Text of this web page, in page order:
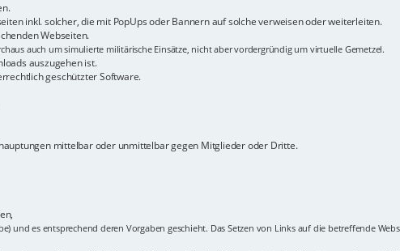
inkl. solcher, die mit PopUps oder Bannern auf solche verweisen oder weiterleiten.
Webseiten.
auch um simulierte militärische Einsätze, nicht aber vordergründig um virtuelle Gemetzel.
auszugehen ist.
geschützter Software.
mittelbar oder unmittelbar gegen Mitglieder oder Dritte.
und es entsprechend deren Vorgaben geschieht. Das Setzen von Links auf die betreffende